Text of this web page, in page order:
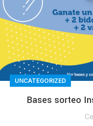
UNCATEGORIZED
Bases sorteo